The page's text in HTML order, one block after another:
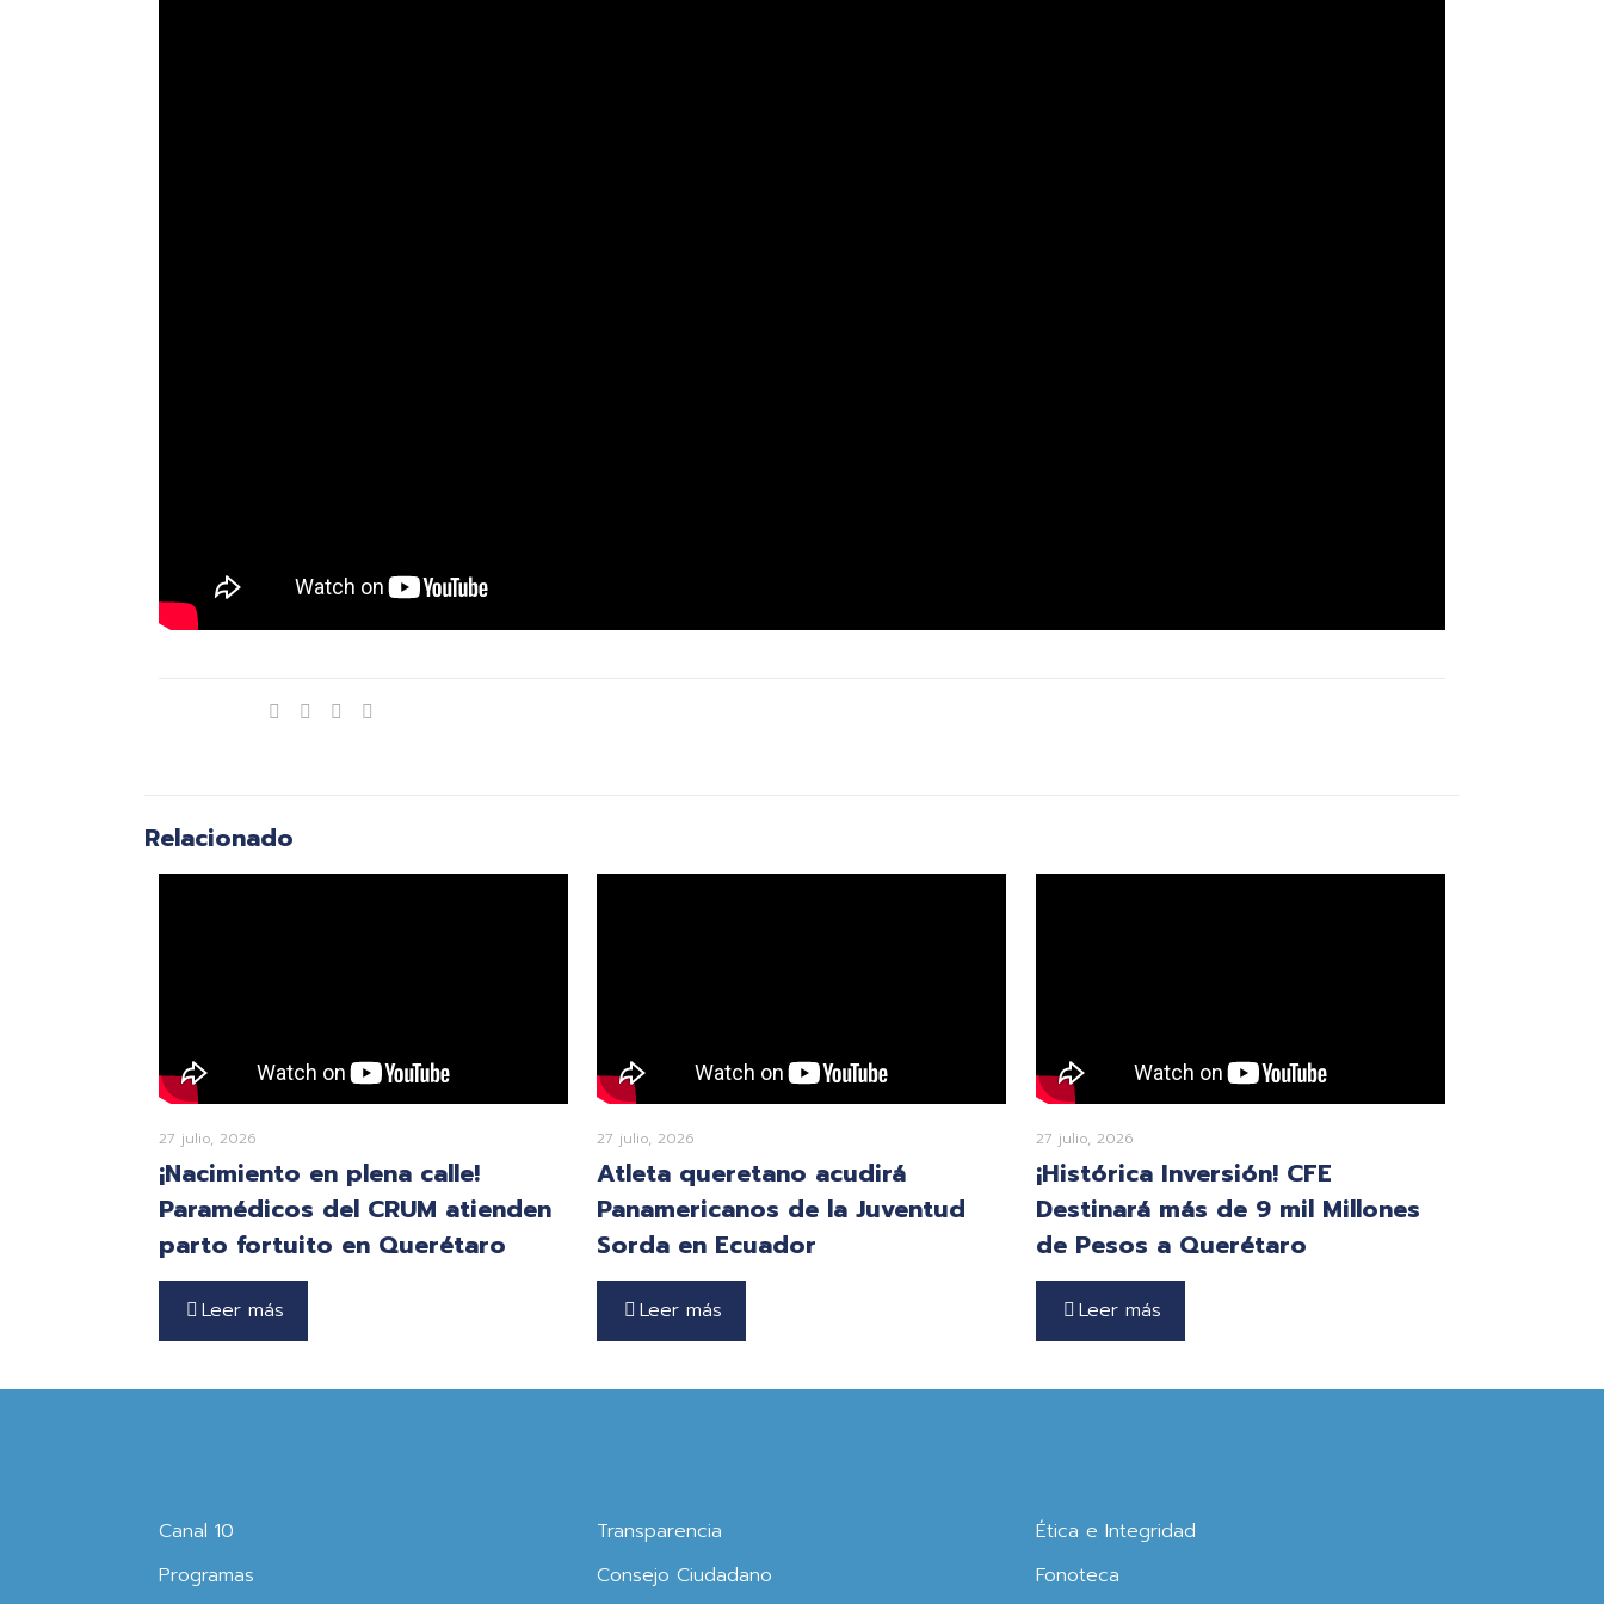
Relacionado
27 julio, 2026
¡Nacimiento en plena calle!
Paramédicos del CRUM atienden
parto fortuito en Querétaro
Leer más
27 julio, 2026
Atleta queretano acudirá
Panamericanos de la Juventud
Sorda en Ecuador
Leer más
27 julio, 2026
¡Histórica Inversión! CFE
Destinará más de 9 mil Millones
de Pesos a Querétaro
Leer más
Canal 10
Programas
Transparencia
Consejo Ciudadano
Ética e Integridad
Fonoteca